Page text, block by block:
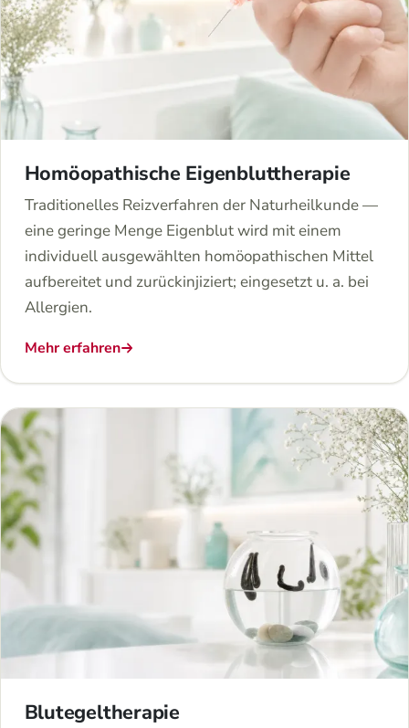
Homöopathische Eigenbluttherapie
Traditionelles Reizverfahren der Naturheilkunde —
eine geringe Menge Eigenblut wird mit einem
individuell ausgewählten homöopathischen Mittel
aufbereitet und zurückinjiziert; eingesetzt u. a. bei
Allergien.
Mehr erfahren
Blutegeltherapie